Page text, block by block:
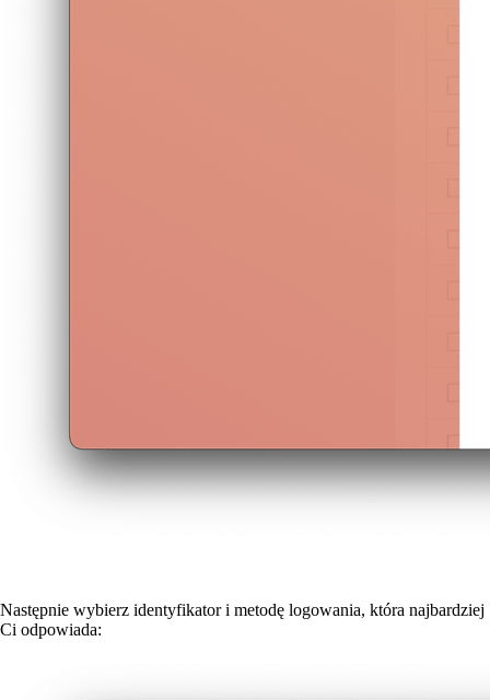
Następnie wybierz identyfikator i metodę logowania, która najbardziej
Ci odpowiada: